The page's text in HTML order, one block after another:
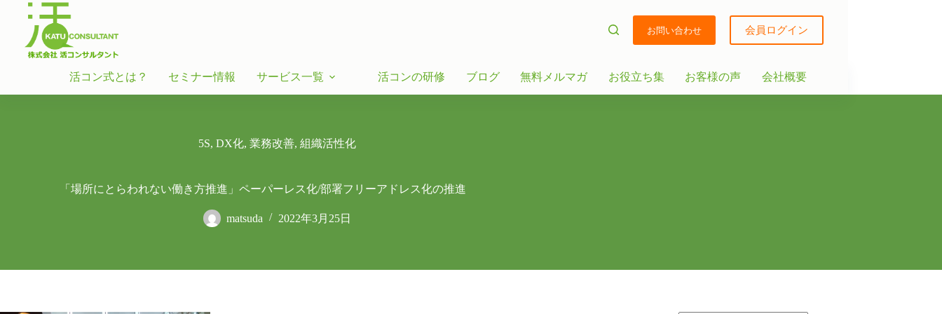
お問い合わせ 会員ログイン
活コン式とは？ セミナー情報 サービス一覧 活コンの研修 ブログ 無料メルマガ お役立ち集 お客様の声 会社概要
5S, DX化, 業務改善, 組織活性化
「場所にとらわれない働き方推進」ペーパーレス化/部署フリーアドレス化の推進
matsuda 2022年3月25日